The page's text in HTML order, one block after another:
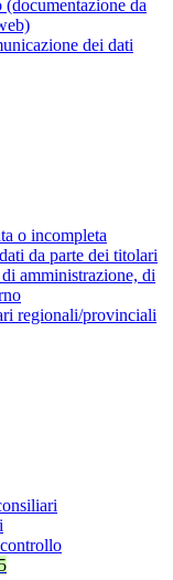
da
dei dati
o incompleta
da parte dei titolari
amministrazione, di
regionali/provinciali
5